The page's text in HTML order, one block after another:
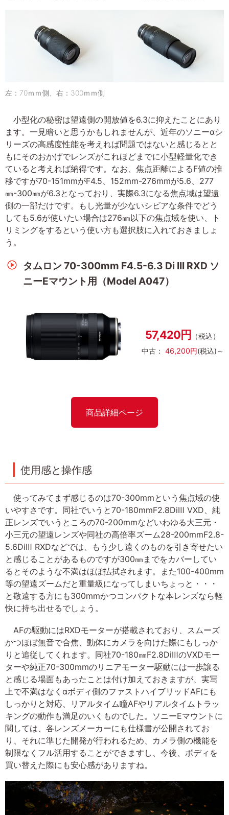
左：70ｍｍ側、右：300ｍｍ側
小型化の秘密は望遠側の開放値を6.3に抑えたことにあり
ます。一見暗いと思うかもしれませんが、近年のソニーαシ
リーズの高感度性能を考えれば問題ではないと感じるとと
もにそのおかげでレンズがこれほどまでに小型軽量化でき
ていると考えれば納得です。なお、焦点距離によるF値の推
移ですが70-151mmがF4.5、152mm-276mmが5.6、277
㎜-300㎜が6.3となっており、実際6.3になる焦点域は望遠
側の一部だけです。もし光量が少ないシビアな条件でどう
しても5.6が使いたい場合は276㎜以下の焦点域を使い、ト
リミングをするという使い方も選択肢に入れておきましょ
う。
タムロン 70-300mm F4.5-6.3 Di III RXD ソ
ニーEマウント用（Model A047）
57,420円
（税込）
中古： 46,200円(税込)～
商品詳細ページ
使用感と操作感
使ってみてまず感じるのは70-300mmという焦点域の使
いやすさです。同社でいうと70-180mmF2.8DiⅢ VXD、純
正レンズでいうところの70-200mmなどいわゆる大三元・
小三元の望遠レンズや同社の高倍率ズーム28-200mmF2.8-
5.6DiⅢ RXDなどでは、もう少し遠くのものを引き寄せたい
と感じることがあるものですが300㎜までをカバーしてい
るとそのような不満はほぼ払拭されます。また100-400mm
等の望遠ズームだと重量級になってしまいちょっと・・・
と敬遠する方にも300mmかつコンパクトな本レンズなら軽
快に持ち出せるでしょう。
AFの駆動にはRXDモーターが搭載されており、スムーズ
かつほぼ無音で合焦、動体にカメラを向けた際にもしっか
りと追従してくれます。同社70-180㎜F2.8DiⅢのVXDモー
ターや純正70-300mmのリニアモーター駆動には一歩譲る
と感じる場面もあったことは付け加えておきますが、実写
上で不満はなくαボディ側のファストハイブリッドAFにも
しっかりと対応、リアルタイム瞳AFやリアルタイムトラッ
キングの動作も満足のいくものでした。ソニーEマウントに
関しては、各レンズメーカーにも仕様書が公開されてお
り、それに準じた開発が行われるため、カメラ側の機能を
制限なくフル活用することができますし、今後、ボディを
買い替えた際にも安心感がありますね。